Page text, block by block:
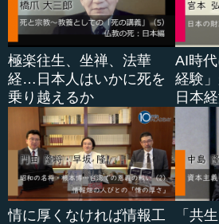
極楽往生、坐禅、法華
経…日本人はいかに死を
乗り越えるか
AI時
経験
日本
情に厚くなければ情報工
「共